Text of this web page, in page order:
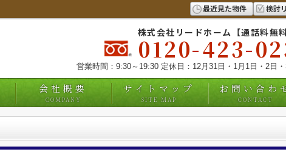
最近見た物件 検討
株式会社リードホーム【通話料無料
0120-423-
営業時間：9:30～19:30 定休日：12月31日・1月1日・2日・
会社概要
COMPANY
サイトマップ
SITE MAP
お問い合わ
CONTACT